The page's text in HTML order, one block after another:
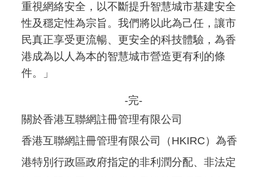
重視網絡安全，以不斷提升智慧城市基建安全
性及穩定性為宗旨。我們將以此為己任，讓市
民真正享受更流暢、更安全的科技體驗，為香
港成為以人為本的智慧城市營造更有利的條
件。」
-完-
關於香港互聯網註冊管理有限公司
香港互聯網註冊管理有限公司（HKIRC）為香
港特別行政區政府指定的非利潤分配、非法定